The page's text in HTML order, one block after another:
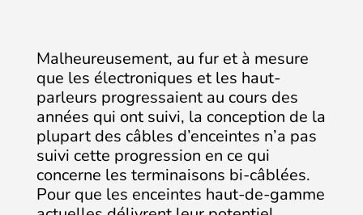
Malheureusement, au fur et à mesure
que les électroniques et les haut-
parleurs progressaient au cours des
années qui ont suivi, la conception de la
plupart des câbles d’enceintes n’a pas
suivi cette progression en ce qui
concerne les terminaisons bi-câblées.
Pour que les enceintes haut-de-gamme